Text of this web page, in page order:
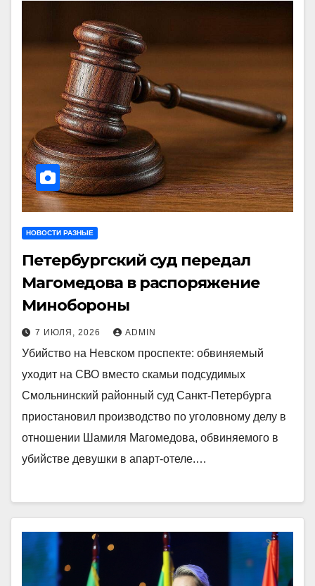
НОВОСТИ РАЗНЫЕ
Петербургский суд передал
Магомедова в распоряжение
Минобороны
7 ИЮЛЯ, 2026 ADMIN
Убийство на Невском проспекте: обвиняемый
уходит на СВО вместо скамьи подсудимых
Смольнинский районный суд Санкт-Петербурга
приостановил производство по уголовному делу в
отношении Шамиля Магомедова, обвиняемого в
убийстве девушки в апарт-отеле.…